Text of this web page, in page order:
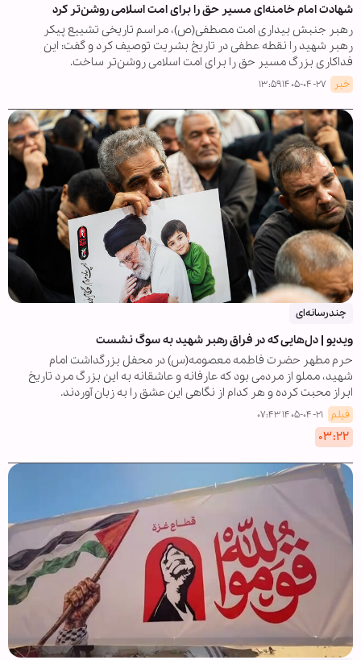
شهادت امام خامنه‌ای مسیر حق را برای امت اسلامی روشن‌تر کرد
رهبر جنبش بیداری امت مصطفی(ص)، مراسم تاریخی تشییع پیکر
رهبر شهید را نقطه عطفی در تاریخ بشریت توصیف کرد و گفت: این
فداکاری بزرگ مسیر حق را برای امت اسلامی روشن‌تر ساخت.
خبر ۱۴۰۵-۰۴-۲۷ ۱۳:۵۹
چندرسانه‌ای
ویدیو | دل‌هایی که در فراق رهبر شهید به سوگ نشست
حرم مطهر حضرت فاطمه معصومه(س) در محفل بزرگداشت امام
شهید، مملو از مردمی بود که عارفانه و عاشقانه به این بزرگ مرد تاریخ
ابراز محبت کرده و هر کدام از نگاهی این عشق را به زبان آوردند.
فیلم ۱۴۰۵-۰۴-۲۱ ۰۷:۴۳
۰۳:۲۲